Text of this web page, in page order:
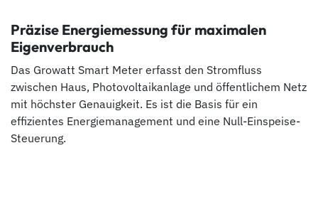
Präzise Energiemessung für maximalen
Eigenverbrauch
Das Growatt Smart Meter erfasst den Stromfluss
zwischen Haus, Photovoltaikanlage und öffentlichem Netz
mit höchster Genauigkeit. Es ist die Basis für ein
effizientes Energiemanagement und eine Null-Einspeise-
Steuerung.